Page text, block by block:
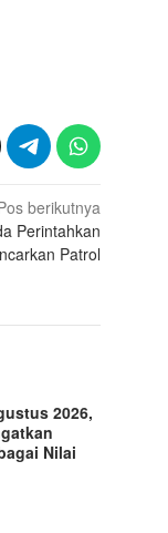
berikutnya
Perintahkan
Patrol
2026,
Nilai